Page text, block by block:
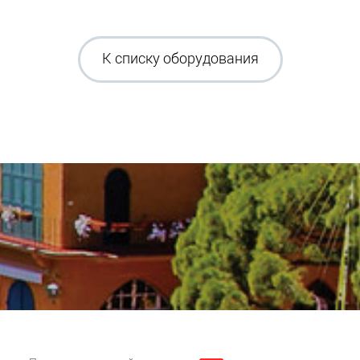
К списку оборудования